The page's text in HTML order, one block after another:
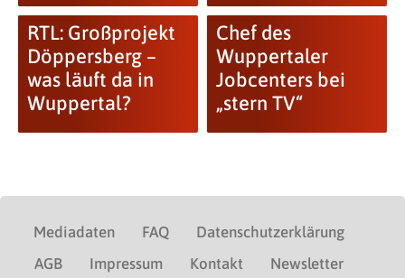
RTL: Großprojekt
Döppersberg –
was läuft da in
Wuppertal?
Chef des
Wuppertaler
Jobcenters bei
„stern TV“
Mediadaten FAQ
Datenschutzerklärung
AGB
Impressum Kontakt Newsletter